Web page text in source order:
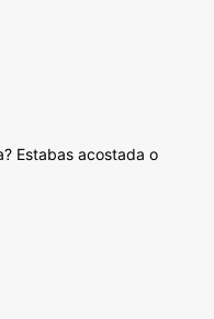
Estabas acostada o